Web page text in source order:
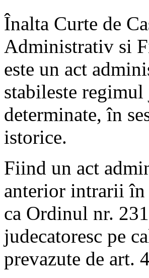
Înalta Curte de
Administrativ si
este un act
stabileste
determinate, în
istorice.
Fiind un act
anterior intrarii în
ca Ordinul nr.
judecatoresc pe
prevazute de art.